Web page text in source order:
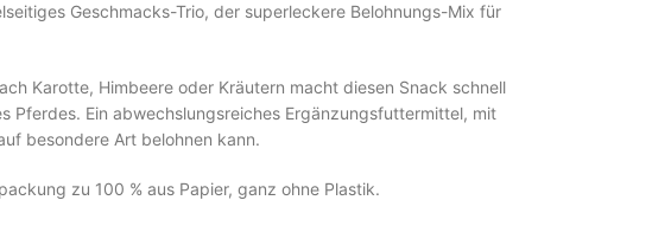
Geschmacks-Trio, der superleckere Belohnungs-Mix für
Karotte, Himbeere oder Kräutern macht diesen Snack schnell
Pferdes. Ein abwechslungsreiches Ergänzungsfuttermittel, mit
besondere Art belohnen kann.
zu 100 % aus Papier, ganz ohne Plastik.